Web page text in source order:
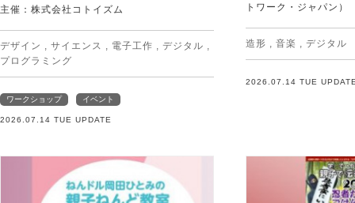
主催：株式会社コトイズム
デザイン , サイエンス , 電子工作 , デジタル ,
プログラミング
ワークショップ イベント
2026.07.14 TUE UPDATE
トワーク・ジャパン）
造形 , 音楽 , デジタル
2026.07.14 TUE